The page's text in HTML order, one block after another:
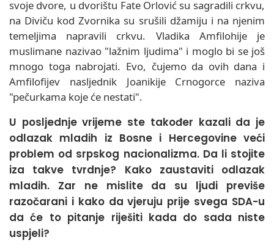
svoje dvore, u dvorištu Fate Orlović su sagradili crkvu,
na Diviču kod Zvornika su srušili džamiju i na njenim
temeljima napravili crkvu. Vladika Amfilohije je
muslimane nazivao "lažnim ljudima" i moglo bi se još
mnogo toga nabrojati. Evo, čujemo da ovih dana i
Amfilofijev nasljednik Joanikije Crnogorce naziva
"pečurkama koje će nestati".
U posljednje vrijeme ste također kazali da je
odlazak mladih iz Bosne i Hercegovine veći
problem od srpskog nacionalizma. Da li stojite
iza takve tvrdnje? Kako zaustaviti odlazak
mladih. Zar ne mislite da su ljudi previše
razočarani i kako da vjeruju prije svega SDA-u
da će to pitanje riješiti kada do sada niste
uspjeli?